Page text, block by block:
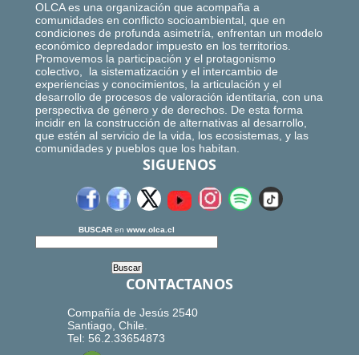
OLCA es una organización que acompaña a
comunidades en conflicto socioambiental, que en
condiciones de profunda asimetría, enfrentan un modelo
económico depredador impuesto en los territorios.
Promovemos la participación y el protagonismo
colectivo, la sistematización y el intercambio de
experiencias y conocimientos, la articulación y el
desarrollo de procesos de valoración identitaria, con una
perspectiva de género y de derechos. De esta forma
incidir en la construcción de alternativas al desarrollo,
que estén al servicio de la vida, los ecosistemas, y las
comunidades y pueblos que los habitan.
SIGUENOS
BUSCAR en www.olca.cl
CONTACTANOS
Compañía de Jesús 2540
Santiago, Chile.
Tel: 56.2.33654873